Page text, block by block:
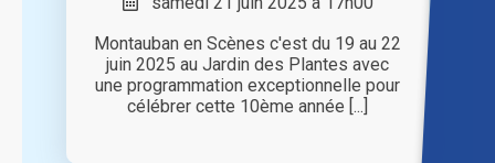
Montauban en Scènes c'est du 19 au 22
juin 2025 au Jardin des Plantes avec
une programmation exceptionnelle pour
célébrer cette 10ème année [...]